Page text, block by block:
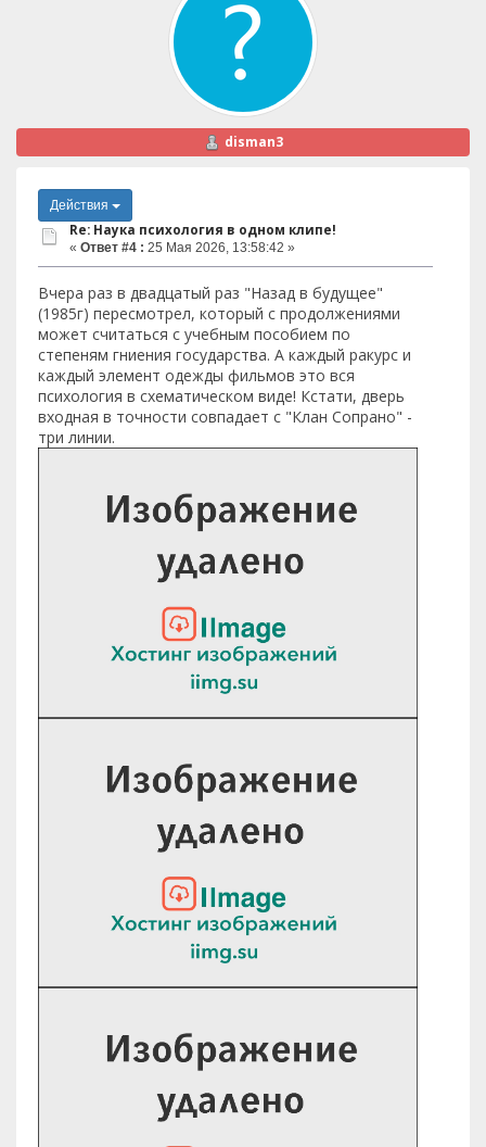
disman3
Действия
Re: Наука психология в одном клипе!
« Ответ #4 : 25 Мая 2026, 13:58:42 »
Вчера раз в двадцатый раз "Назад в будущее"
(1985г) пересмотрел, который с продолжениями
может считаться с учебным пособием по
степеням гниения государства. А каждый ракурс и
каждый элемент одежды фильмов это вся
психология в схематическом виде! Кстати, дверь
входная в точности совпадает с "Клан Сопрано" -
три линии.